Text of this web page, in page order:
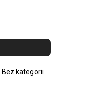
Bez kategorii